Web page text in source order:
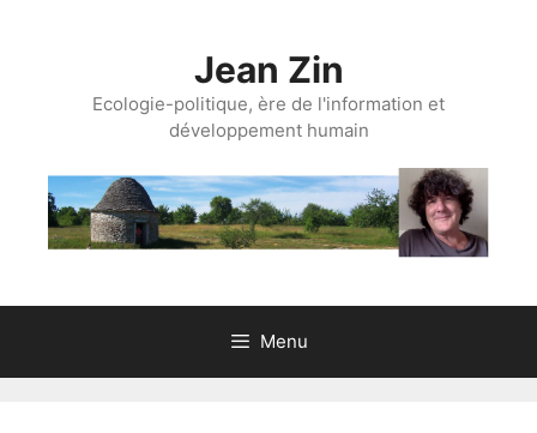
Jean Zin
Ecologie-politique, ère de l'information et
développement humain
Menu